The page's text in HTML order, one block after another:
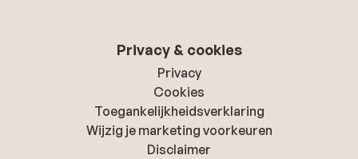
Privacy & cookies
Privacy
Cookies
Toegankelijkheidsverklaring
Wijzig je marketing voorkeuren
Disclaimer